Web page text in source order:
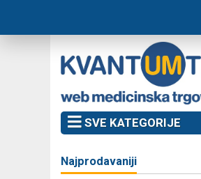
SVE KATEGORIJE
Najprodavaniji